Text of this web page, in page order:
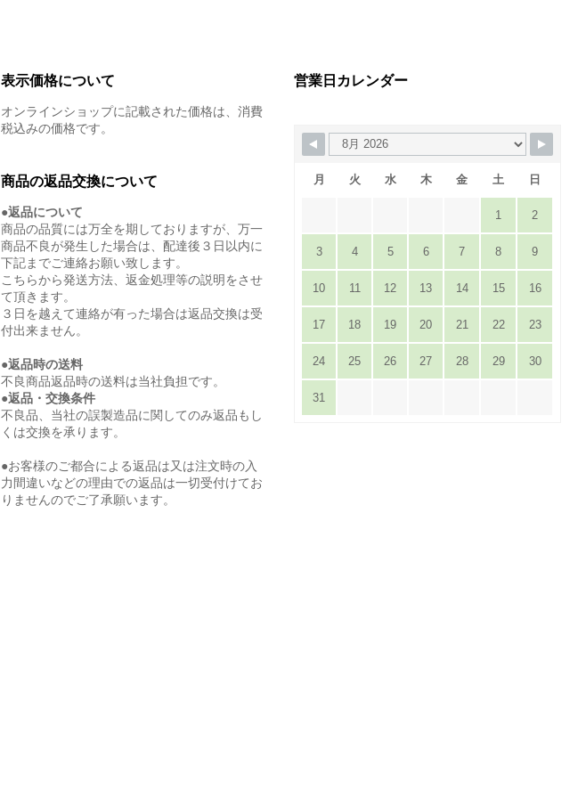
表示価格について
オンラインショップに記載された価格は、消費
税込みの価格です。
商品の返品交換について
●返品について
商品の品質には万全を期しておりますが、万一
商品不良が発生した場合は、配達後３日以内に
下記までご連絡お願い致します。
こちらから発送方法、返金処理等の説明をさせ
て頂きます。
３日を越えて連絡が有った場合は返品交換は受
付出来ません。
●返品時の送料
不良商品返品時の送料は当社負担です。
●返品・交換条件
不良品、当社の誤製造品に関してのみ返品もし
くは交換を承ります。
●お客様のご都合による返品は又は注文時の入
力間違いなどの理由での返品は一切受付けてお
りませんのでご了承願います。
営業日カレンダー
月 火 水 木 金 土 日
1 2
3 4 5 6 7 8 9
10 11 12 13 14 15 16
17 18 19 20 21 22 23
24 25 26 27 28 29 30
31